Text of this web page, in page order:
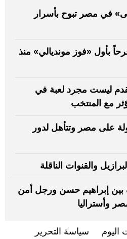
في مصر تبوح بأسرار
بأول «فوز مونديالي» منذ
ليست مجرد لعبة في
مع المنتخب
على مصر وتتأهل لدور
والقنوات الناقلة
إبراهيم حسن ورجل أمن
وأستراليا
اليوم سياسة التحرير